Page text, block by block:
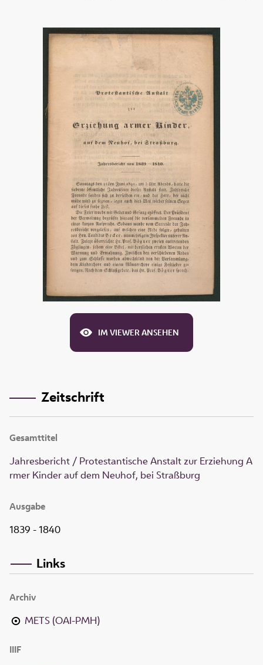
IM VIEWER ANSEHEN
Zeitschrift
Gesamttitel
Jahresbericht / Protestantische Anstalt zur Erziehung A
rmer Kinder auf dem Neuhof, bei Straßburg
Ausgabe
1839 - 1840
Links
Archiv
METS (OAI-PMH)
IIIF